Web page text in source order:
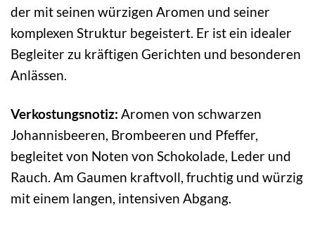
der mit seinen würzigen Aromen und seiner
komplexen Struktur begeistert. Er ist ein idealer
Begleiter zu kräftigen Gerichten und besonderen
Anlässen.
Verkostungsnotiz: Aromen von schwarzen
Johannisbeeren, Brombeeren und Pfeffer,
begleitet von Noten von Schokolade, Leder und
Rauch. Am Gaumen kraftvoll, fruchtig und würzig
mit einem langen, intensiven Abgang.